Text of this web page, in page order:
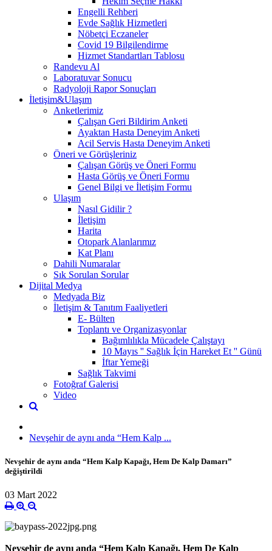
Engelli Rehberi
Evde Sağlık Hizmetleri
Nöbetçi Eczaneler
Covid 19 Bilgilendirme
Hizmet Standartları Tablosu
Randevu Al
Laboratuvar Sonucu
Radyoloji Rapor Sonuçları
İletişim&Ulaşım
Anketlerimiz
Çalışan Geri Bildirim Anketi
Ayaktan Hasta Deneyim Anketi
Acil Servis Hasta Deneyim Anketi
Öneri ve Görüşleriniz
Çalışan Görüş ve Öneri Formu
Hasta Görüş ve Öneri Formu
Genel Bilgi ve İletişim Formu
Ulaşım
Nasıl Gidilir ?
İletişim
Harita
Otopark Alanlarımız
Kat Planı
Dahili Numaralar
Sık Sorulan Sorular
Dijital Medya
Medyada Biz
İletişim & Tanıtım Faaliyetleri
E- Bülten
Toplantı ve Organizasyonlar
Bağımlılıkla Mücadele Çalıştayı
10 Mayıs '' Sağlık İçin Hareket Et '' Günü
İftar Yemeği
Sağlık Takvimi
Fotoğraf Galerisi
Video
Nevşehir de aynı anda “Hem Kalp ...
Nevşehir de aynı anda “Hem Kalp Kapağı, Hem De Kalp Damarı”
değiştirildi
03 Mart 2022
Nevşehir de aynı anda “Hem Kalp Kapağı, Hem De Kalp